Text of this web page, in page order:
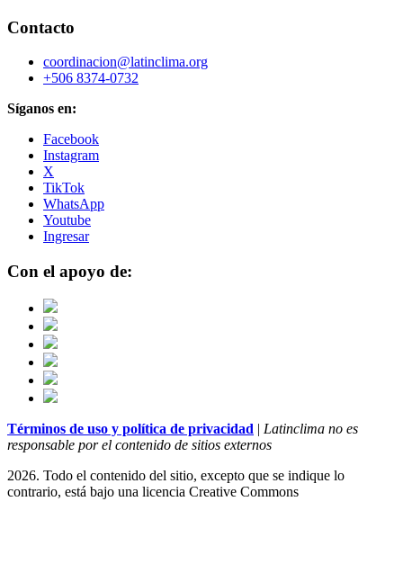
Contacto
coordinacion@latinclima.org
+506 8374-0732
Síganos en:
Facebook
Instagram
X
TikTok
WhatsApp
Youtube
Ingresar
Con el apoyo de:
Términos de uso y política de privacidad | Latinclima no es
responsable por el contenido de sitios externos
2026. Todo el contenido del sitio, excepto que se indique lo
contrario, está bajo una licencia Creative Commons